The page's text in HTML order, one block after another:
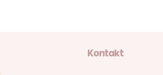
Kontakt